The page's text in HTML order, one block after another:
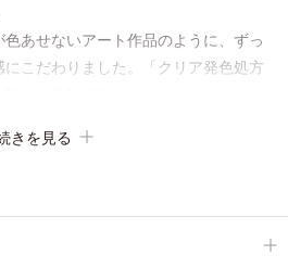
あせないアート作品のように、ずっ
こだわりました。「クリア発色処方
くするため、持ち手の長さとハケを
チェンジできる「
きを見る